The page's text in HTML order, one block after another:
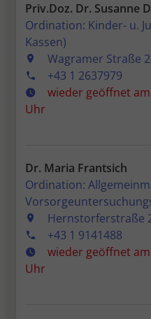
Priv.Doz. Dr. Susanne
Ordination: Kinder- u.
Kassen)
Wagramer Straße
+43 1 2637979
wieder geöffnet am
Uhr
Dr. Maria Frantsich
Ordination:
Hernstorferstraße
+43 1 9141488
wieder geöffnet am
Uhr